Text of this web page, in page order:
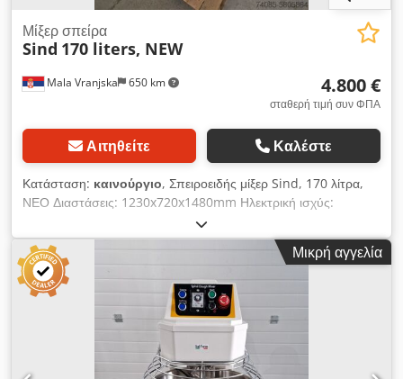
Mala Vranjska 650 km
Μίξερ σπείρα
Sind 170 liters, NEW
4.800 €
σταθερή τιμή συν ΦΠΑ
Αιτηθείτε Καλέστε
Κατάσταση: καινούργιο, Σπειροειδής μίξερ Sind, 170 λίτρα,
ΝΕΟ Διαστάσεις: 1230x720x1480mm Ηλεκτρική ισχύς:
3,5/5,5kW Dcsdpfxjgvg Hke Aqiek
Μικρή αγγελία